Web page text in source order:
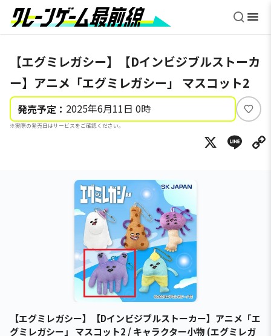
【エグミレガシー】【Dインビジブルストーカ
ー】アニメ「エグミレガシー」 マスコット2
発売予定： 2025年6月11日 0時
※実際の発売日はサービスをご確認ください。
い
ね
X
【エグミレガシー】【Dインビジブルストーカー】アニメ「エ
グミレガシー」 マスコット2 / キャラクター小物 (エグミレガ